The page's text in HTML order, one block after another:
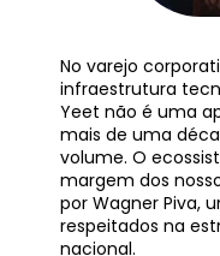
No varejo
infraestrutura
Yeet não é uma
mais de uma
volume. O
margem dos
por Wagner Piva,
respeitados na
nacional.